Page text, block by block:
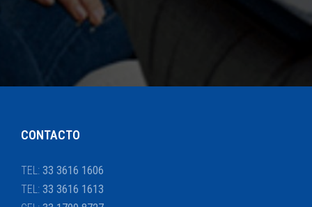
CONTACTO
TEL: 33 3616 1606
TEL: 33 3616 1613